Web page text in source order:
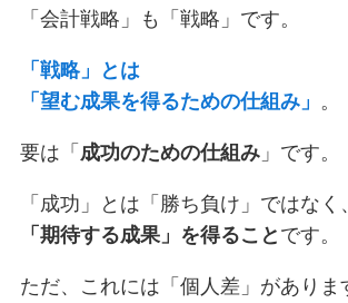
「会計戦略」も「戦略」です。
「戦略」とは
「望む成果を得るための仕組み」 。
要は「 成功のための仕組み」です。
「成功」とは「勝ち負け」ではなく、
「期待する成果」を得ること です。
ただ、これには「個人差」がありま